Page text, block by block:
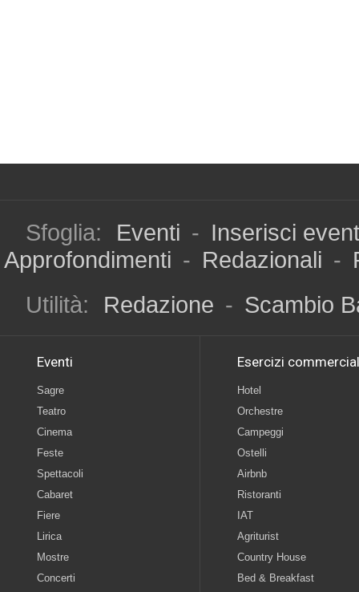
Sfoglia: Eventi - Inserisci
Approfondimenti - Redazionali -
Utilità:
Redazione - Scambio
Eventi
Sagre
Teatro
Cinema
Feste
Spettacoli
Cabaret
Fiere
Lirica
Mostre
Concerti
Esercizi
Hotel
Orchestre
Campeggi
Ostelli
Airbnb
Ristoranti
IAT
Agriturist
Country House
Bed & Breakfast